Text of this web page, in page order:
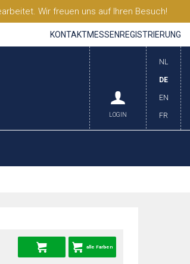
Wir freuen uns auf Ihren Besuch!
KONTAKTMESSEN REGISTRIERUNG
NL
DE
EN
FR
LOGIN
alle Farben